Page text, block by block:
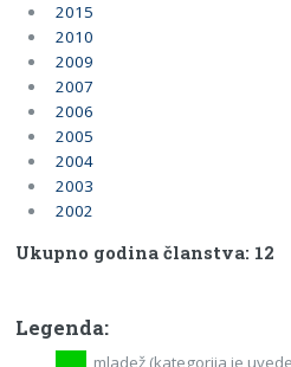
2015
2010
2009
2007
2006
2005
2004
2003
2002
Ukupno godina članstva: 12
Legenda: